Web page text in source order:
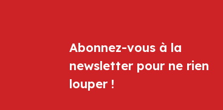
Abonnez-vous à la
newsletter pour ne rien
louper !